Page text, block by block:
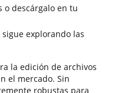
o descárgalo en tu
explorando las
la edición de archivos
el mercado. Sin
robustas para